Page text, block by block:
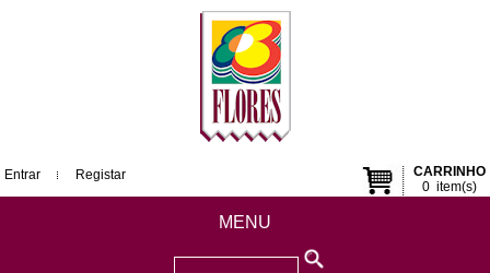
CARRINHO
0item(s)
Entrar Registar
MENU